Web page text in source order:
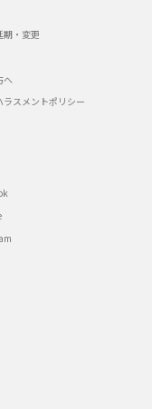
期・変更
へ
ラスメントポリシー